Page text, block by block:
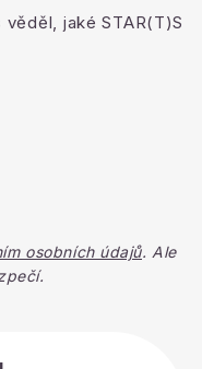
jaké STAR(T)S
osobních údajů. Ale